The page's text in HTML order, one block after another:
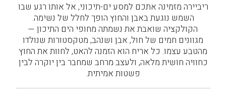
ריביירה מזמינה אתכם למסע ים-תיכוני, אל אותו רגע שבו
השמש נוגעת באבן והחוץ הופך לחלל של נשימה.
הקולקציה שואבת את נשמתה מחופי הים התיכון —
מגוונים חמים של חול, אבן ושנהב, מטקסטורות שנולדו
מהטבע עצמו. כל אריח הוא הזמנה להאט, לחוות את החוץ
כחוויה חושית מלאה, ולעצב מרחב שמחבר בין יוקרה לבין
פשטות אמיתית.